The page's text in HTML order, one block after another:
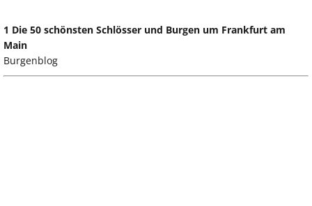
1 Die 50 schönsten Schlösser und Burgen um Frankfurt am
Main
Burgenblog